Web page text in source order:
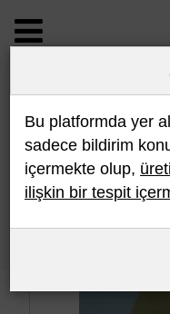
BİLDİRİM
Son 10 Bildirim
Bu platformda yer
sadece bildirim
içermekte olup,
ilişkin bir tespit